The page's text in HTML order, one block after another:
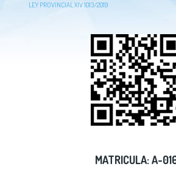
LEY PROVINCIAL XIV 1013/2019
MATRICULA: A-